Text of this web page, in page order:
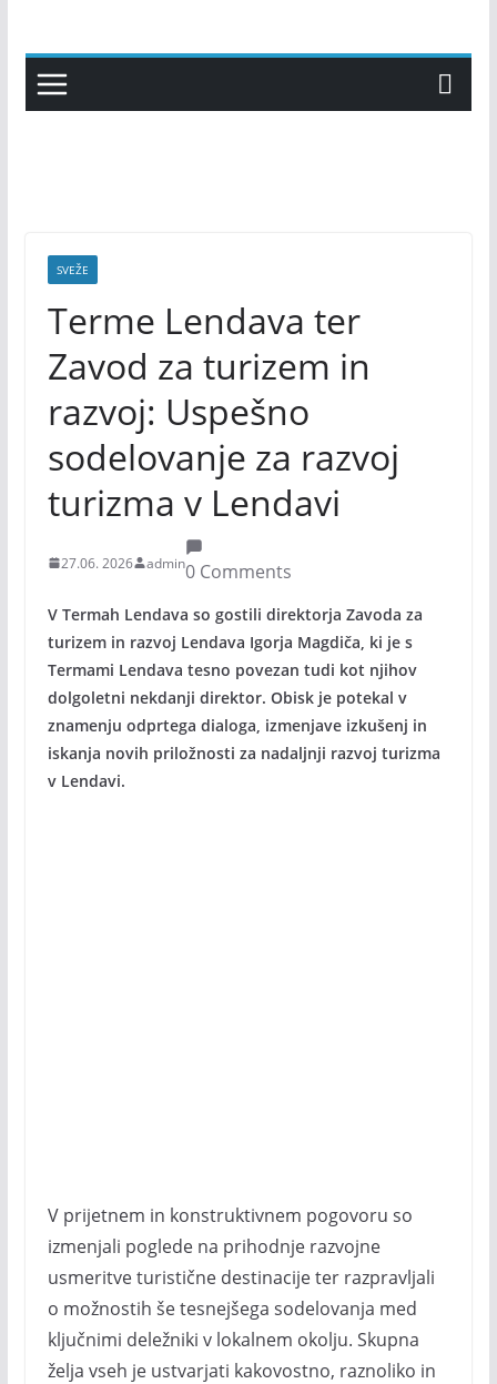
content
SVEŽE
Terme Lendava ter
Zavod za turizem in
razvoj: Uspešno
sodelovanje za razvoj
turizma v Lendavi
27.06. 2026 admin0 Comments
V Termah Lendava so gostili direktorja Zavoda za
turizem in razvoj Lendava Igorja Magdiča, ki je s
Termami Lendava tesno povezan tudi kot njihov
dolgoletni nekdanji direktor. Obisk je potekal v
znamenju odprtega dialoga, izmenjave izkušenj in
iskanja novih priložnosti za nadaljnji razvoj turizma
v Lendavi.
V prijetnem in konstruktivnem pogovoru so
izmenjali poglede na prihodnje razvojne
usmeritve turistične destinacije ter razpravljali
o možnostih še tesnejšega sodelovanja med
ključnimi deležniki v lokalnem okolju. Skupna
želja vseh je ustvarjati kakovostno, raznoliko in